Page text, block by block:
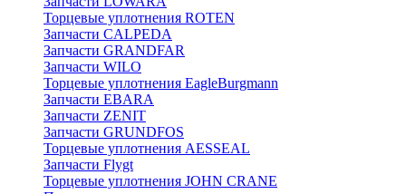
Торцевые уплотнения ROTEN
Запчасти CALPEDA
Запчасти GRANDFAR
Запчасти WILO
Торцевые уплотнения EagleBurgmann
Запчасти EBARA
Запчасти ZENIT
Запчасти GRUNDFOS
Торцевые уплотнения AESSEAL
Запчасти Flygt
Торцевые уплотнения JOHN CRANE